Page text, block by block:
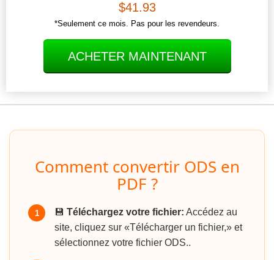
$41.93
*Seulement ce mois. Pas pour les revendeurs.
ACHETER MAINTENANT
Comment convertir ODS en
PDF ?
1 💾 Téléchargez votre fichier: Accédez au
site, cliquez sur «Télécharger un fichier,» et
sélectionnez votre fichier ODS..